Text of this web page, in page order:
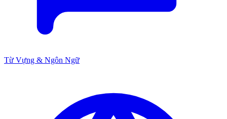
Từ Vựng & Ngôn Ngữ